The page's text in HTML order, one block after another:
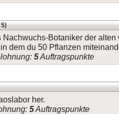
Botaniker der alten
dem du 50 Pflanzen
5Auftragspunkte
her.
5Auftragspunkte